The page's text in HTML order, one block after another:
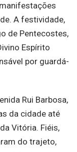
A festividade,
de Pentecostes,
Espírito
por guardá-
Rui Barbosa,
da cidade até
Vitória. Fiéis,
do trajeto,